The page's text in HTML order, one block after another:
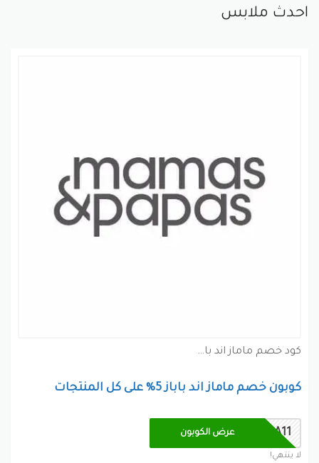
احدث ملابس
كود خصم ماماز اند باباز كوبون
كوبون خصم ماماز اند باباز 5% على كل المنتجات
AA11 عرض الكوبون
لا ينتهي!